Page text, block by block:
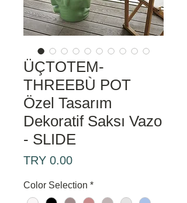
ÜÇTOTEM-
THREEBÙ POT
Özel Tasarım
Dekoratif Saksı Vazo
- SLIDE
TRY 0.00Price
Color Selection *